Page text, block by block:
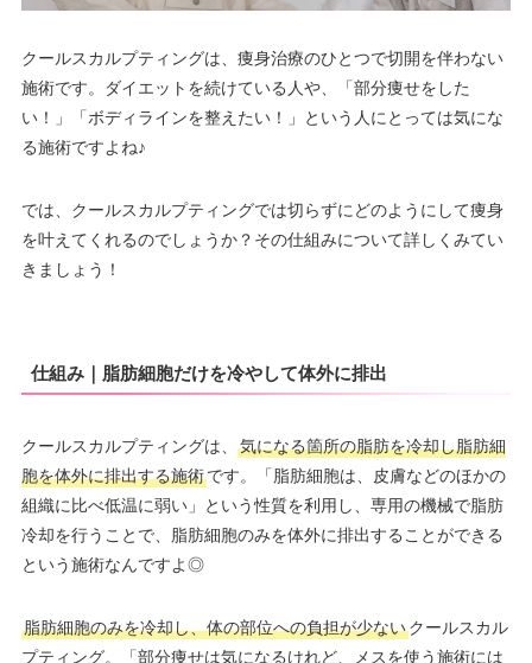
クールスカルプティングは、痩身治療のひとつで切開を伴わない
施術です。ダイエットを続けている人や、「部分痩せをした
い！」「ボディラインを整えたい！」という人にとっては気にな
る施術ですよね♪
では、クールスカルプティングでは切らずにどのようにして痩身
を叶えてくれるのでしょうか？その仕組みについて詳しくみてい
きましょう！
仕組み｜脂肪細胞だけを冷やして体外に排出
クールスカルプティングは、
気になる箇所の脂肪を冷却し脂肪細
胞を体外に排出する施術です。「脂肪細胞は、皮膚などのほかの
組織に比べ低温に弱い」という性質を利用し、専用の機械で脂肪
冷却を行うことで、脂肪細胞のみを体外に排出することができる
という施術なんですよ◎
脂肪細胞のみを冷却し、体の部位への負担が少ないクールスカル
プティング。「部分痩せは気になるけれど、メスを使う施術には